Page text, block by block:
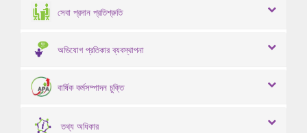
সেবা প্রদান প্রতিশ্রুতি
অভিযোগ প্রতিকার ব্যবস্থাপনা
বার্ষিক কর্মসম্পাদন চুক্তি
তথ্য অধিকার